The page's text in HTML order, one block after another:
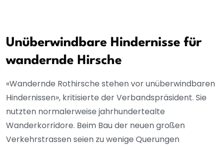
Unüberwindbare Hindernisse für
wandernde Hirsche
«Wandernde Rothirsche stehen vor unüberwindbaren
Hindernissen», kritisierte der Verbandspräsident. Sie
nutzten normalerweise jahrhundertealte
Wanderkorridore. Beim Bau der neuen großen
Verkehrstrassen seien zu wenige Querungen